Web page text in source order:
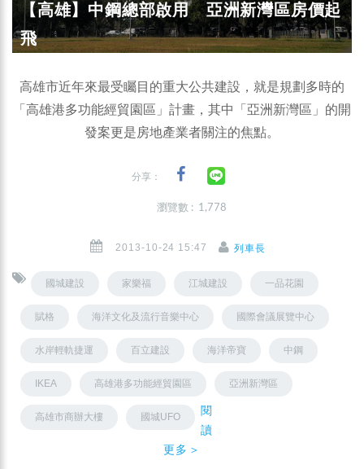
【高雄】中鋼總部啟用 亞洲新灣區房價起
飛
高雄市近年來最受矚目的重大公共建設，就是規劃多時的
「高雄港多功能經貿園區」計畫，其中「亞洲新灣區」的開
發案更是房地產業者關注的焦點。
分享：
瀏覽數 : 1,778
2013-10-24 15:47 列車長
國城建設 家樂福 江城建設 一品花園
賦格 海洋文化及流行音樂中心 國際會議展覽中心
水岸輕軌捷運 百立建設 海洋帝寶 中鋼
IKEA 高雄港多功能經貿園區 亞洲新灣區
高雄市商辦大樓 國城UFO
閱
讀
更多＞